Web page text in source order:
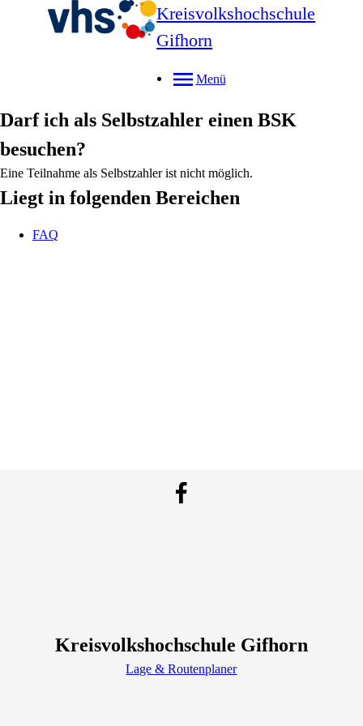
Kreisvolkshochschule
Gifhorn
Menü
Darf ich als Selbstzahler einen BSK
besuchen?
Eine Teilnahme als Selbstzahler ist nicht möglich.
Liegt in folgenden Bereichen
FAQ
Kreisvolkshochschule Gifhorn
Lage & Routenplaner